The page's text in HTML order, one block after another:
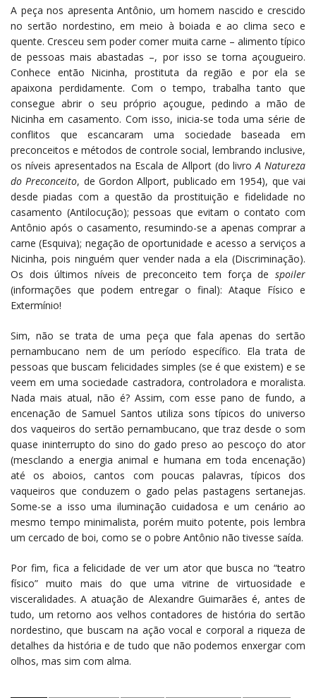
A peça nos apresenta Antônio, um homem nascido e crescido
no sertão nordestino, em meio à boiada e ao clima seco e
quente. Cresceu sem poder comer muita carne – alimento típico
de pessoas mais abastadas –, por isso se torna açougueiro.
Conhece então Nicinha, prostituta da região e por ela se
apaixona perdidamente. Com o tempo, trabalha tanto que
consegue abrir o seu próprio açougue, pedindo a mão de
Nicinha em casamento. Com isso, inicia-se toda uma série de
conflitos que escancaram uma sociedade baseada em
preconceitos e métodos de controle social, lembrando inclusive,
os níveis apresentados na Escala de Allport (do livroA Natureza
do Preconceito, de Gordon Allport, publicado em 1954), que vai
desde piadas com a questão da prostituição e fidelidade no
casamento (Antilocução); pessoas que evitam o contato com
Antônio após o casamento, resumindo-se a apenas comprar a
carne (Esquiva); negação de oportunidade e acesso a serviços a
Nicinha, pois ninguém quer vender nada a ela (Discriminação).
Os dois últimos níveis de preconceito tem força de spoiler
(informações que podem entregar o final): Ataque Físico e
Extermínio!
Sim, não se trata de uma peça que fala apenas do sertão
pernambucano nem de um período específico. Ela trata de
pessoas que buscam felicidades simples (se é que existem) e se
veem em uma sociedade castradora, controladora e moralista.
Nada mais atual, não é? Assim, com esse pano de fundo, a
encenação de Samuel Santos utiliza sons típicos do universo
dos vaqueiros do sertão pernambucano, que traz desde o som
quase ininterrupto do sino do gado preso ao pescoço do ator
(mesclando a energia animal e humana em toda encenação)
até os aboios, cantos com poucas palavras, típicos dos
vaqueiros que conduzem o gado pelas pastagens sertanejas.
Some-se a isso uma iluminação cuidadosa e um cenário ao
mesmo tempo minimalista, porém muito potente, pois lembra
um cercado de boi, como se o pobre Antônio não tivesse saída.
Por fim, fica a felicidade de ver um ator que busca no “teatro
físico” muito mais do que uma vitrine de virtuosidade e
visceralidades. A atuação de Alexandre Guimarães é, antes de
tudo, um retorno aos velhos contadores de história do sertão
nordestino, que buscam na ação vocal e corporal a riqueza de
detalhes da história e de tudo que não podemos enxergar com
olhos, mas sim com alma.